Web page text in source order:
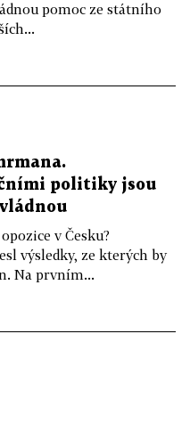
pomoc ze státního
politiky jsou
v Česku?
výsledky, ze kterých by
Na prvním...